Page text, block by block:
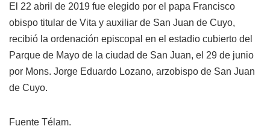
El 22 abril de 2019 fue elegido por el papa Francisco
obispo titular de Vita y auxiliar de San Juan de Cuyo,
recibió la ordenación episcopal en el estadio cubierto del
Parque de Mayo de la ciudad de San Juan, el 29 de junio
por Mons. Jorge Eduardo Lozano, arzobispo de San Juan
de Cuyo.
Fuente Télam.